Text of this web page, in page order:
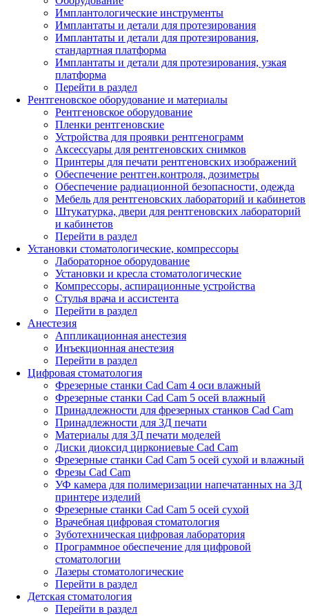
Имплантологические инструменты
Имплантаты и детали для протезирования
Имплантаты и детали для протезирования,
стандартная платформа
Имплантаты и детали для протезирования, узкая
платформа
Перейти в раздел
Рентгеновское оборудование и материалы
Рентгеновское оборудование
Пленки рентгеновские
Устройства для проявки рентгенограмм
Аксессуары для рентгеновских снимков
Принтеры для печати рентгеновских изображений
Обеспечение рентген.контроля, дозиметры
Обеспечение радиационной безопасности, одежда
Мебель для рентгеновских лабораторий и кабинетов
Штукатурка, двери для рентгеновских лабораторий
и кабинетов
Перейти в раздел
Установки стоматологические, компрессоры
Лабораторное оборудование
Установки и кресла стоматологические
Компрессоры, аспирационные устройства
Стулья врача и ассистента
Перейти в раздел
Анестезия
Аппликационная анестезия
Инъекционная анестезия
Перейти в раздел
Цифровая стоматология
Фрезерные станки Cad Cam 4 оси влажный
Фрезерные станки Cad Cam 5 осей влажный
Принадлежности для фрезерных станков Cad Cam
Принадлежности для 3Д печати
Материалы для 3Д печати моделей
Диски диоксид циркониевые Cad Cam
Фрезерные станки Cad Cam 5 осей сухой и влажный
Фрезы Cad Cam
УФ камера для полимеризации напечатанных на 3Д
принтере изделий
Фрезерные станки Cad Cam 5 осей сухой
Врачебная цифровая стоматология
Зуботехническая цифровая лаборатория
Программное обеспечение для цифровой
стоматологии
Лазеры стоматологические
Перейти в раздел
Детская стоматология
Перейти в раздел